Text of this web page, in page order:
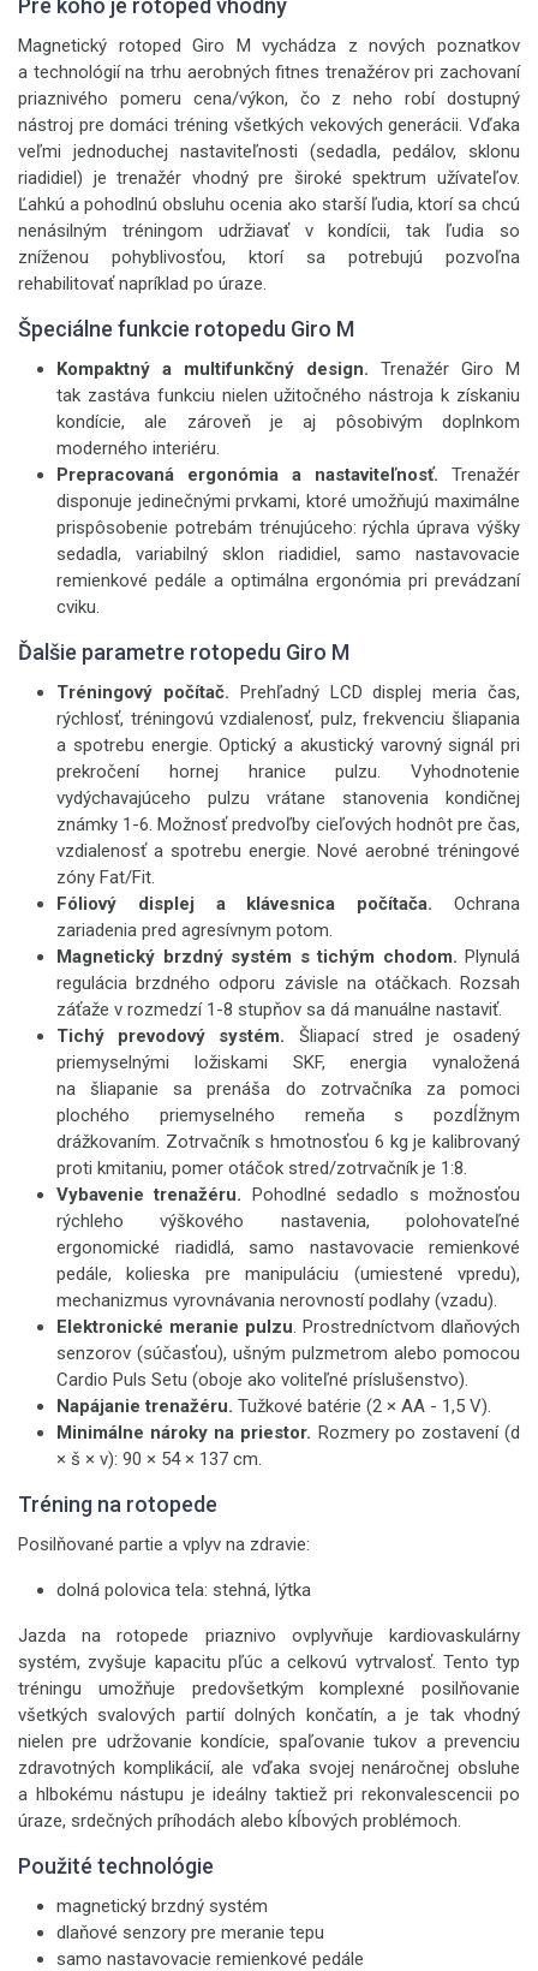
Pre koho je rotoped vhodný
Magnetický rotoped Giro M vychádza z nových poznatkov
a technológií na trhu aerobných fitnes trenažérov pri zachovaní
priaznivého pomeru cena/výkon, čo z neho robí dostupný
nástroj pre domáci tréning všetkých vekových generácii. Vďaka
veľmi jednoduchej nastaviteľnosti (sedadla, pedálov, sklonu
riadidiel) je trenažér vhodný pre široké spektrum užívateľov.
Ľahkú a pohodlnú obsluhu ocenia ako starší ľudia, ktorí sa chcú
nenásilným tréningom udržiavať v kondícii, tak ľudia so
zníženou pohyblivosťou, ktorí sa potrebujú pozvoľna
rehabilitovať napríklad po úraze.
Špeciálne funkcie rotopedu Giro M
Kompaktný a multifunkčný design. Trenažér Giro M
tak zastáva funkciu nielen užitočného nástroja k získaniu
kondície, ale zároveň je aj pôsobivým doplnkom
moderného interiéru.
Prepracovaná ergonómia a nastaviteľnosť. Trenažér
disponuje jedinečnými prvkami, ktoré umožňujú maximálne
prispôsobenie potrebám trénujúceho: rýchla úprava výšky
sedadla, variabilný sklon riadidiel, samo nastavovacie
remienkové pedále a optimálna ergonómia pri prevádzaní
cviku.
Ďalšie parametre rotopedu Giro M
Tréningový počítač. Prehľadný LCD displej meria čas,
rýchlosť, tréningovú vzdialenosť, pulz, frekvenciu šliapania
a spotrebu energie. Optický a akustický varovný signál pri
prekročení hornej hranice pulzu. Vyhodnotenie
vydýchavajúceho pulzu vrátane stanovenia kondičnej
známky 1-6. Možnosť predvoľby cieľových hodnôt pre čas,
vzdialenosť a spotrebu energie. Nové aerobné tréningové
zóny Fat/Fit.
Fóliový displej a klávesnica počítača. Ochrana
zariadenia pred agresívnym potom.
Magnetický brzdný systém s tichým chodom. Plynulá
regulácia brzdného odporu závisle na otáčkach. Rozsah
záťaže v rozmedzí 1-8 stupňov sa dá manuálne nastaviť.
Tichý prevodový systém. Šliapací stred je osadený
priemyselnými ložiskami SKF, energia vynaložená
na šliapanie sa prenáša do zotrvačníka za pomoci
plochého priemyselného remeňa s pozdĺžnym
drážkovaním. Zotrvačník s hmotnosťou 6 kg je kalibrovaný
proti kmitaniu, pomer otáčok stred/zotrvačník je 1:8.
Vybavenie trenažéru. Pohodlné sedadlo s možnosťou
rýchleho výškového nastavenia, polohovateľné
ergonomické riadidlá, samo nastavovacie remienkové
pedále, kolieska pre manipuláciu (umiestené vpredu),
mechanizmus vyrovnávania nerovností podlahy (vzadu).
Elektronické meranie pulzu. Prostredníctvom dlaňových
senzorov (súčasťou), ušným pulzmetrom alebo pomocou
Cardio Puls Setu (oboje ako voliteľné príslušenstvo).
Napájanie trenažéru. Tužkové batérie (2 × AA - 1,5 V).
Minimálne nároky na priestor. Rozmery po zostavení (d
× š × v): 90 × 54 × 137 cm.
Tréning na rotopede
Posilňované partie a vplyv na zdravie:
dolná polovica tela: stehná, lýtka
Jazda na rotopede priaznivo ovplyvňuje kardiovaskulárny
systém, zvyšuje kapacitu pľúc a celkovú vytrvalosť. Tento typ
tréningu umožňuje predovšetkým komplexné posilňovanie
všetkých svalových partií dolných končatín, a je tak vhodný
nielen pre udržovanie kondície, spaľovanie tukov a prevenciu
zdravotných komplikácií, ale vďaka svojej nenáročnej obsluhe
a hlbokému nástupu je ideálny taktiež pri rekonvalescencii po
úraze, srdečných príhodách alebo kĺbových problémoch.
Použité technológie
magnetický brzdný systém
dlaňové senzory pre meranie tepu
samo nastavovacie remienkové pedále